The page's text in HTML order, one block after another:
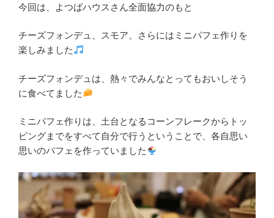
今回は、よつばハウスさん全面協力のもと
チーズフォンデュ、スモア、さらにはミニパフェ作りを
楽しみました
チーズフォンデュは、熱々でみんなとってもおいしそう
に食べてました
ミニパフェ作りは、土台となるコーンフレークからトッ
ピングまでをすべて自分で行うということで、各自思い
思いのパフェを作っていました